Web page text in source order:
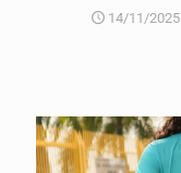
14/11/2025